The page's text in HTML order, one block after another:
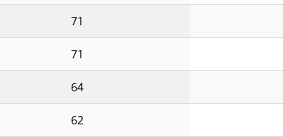
71
71
64
62